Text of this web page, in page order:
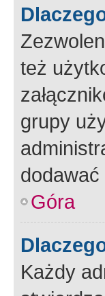
też
grupy
dodawać
Góra
Każdy